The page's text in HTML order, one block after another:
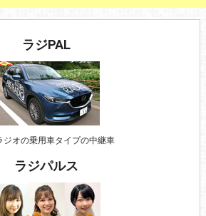
ラジPAL
ジオの乗用車タイプの中継車
ラジパルス